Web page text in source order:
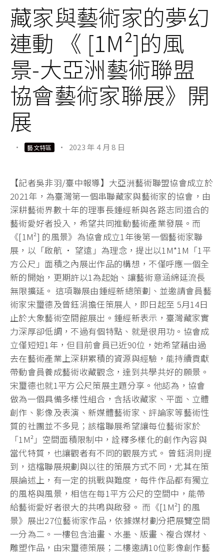
藏家與藝術家的夢幻
連動 《 [1M²]的風
景-大亞洲藝術聯盟
協會藝術家聯展》開
展
· 藝文特區 · 2023 年 4 月 8 日
【記者吳非羽/臺中報導】大亞洲藝術聯盟協會成立於
2021年，為臺灣第一個串聯藏家與藝術家的協會，由
深耕藝術界數十年的理事長鍾經新與各路志同道合的
藝術愛好者投入，希望共同推動藝術產業發展。而
《[1M²] 的風景》為協會成立1年後第一個藝術家聯
展，以「啟航 • 望遠」為理念，提出以1M*1M「1平
方公尺」面積之內展出作品的構想，不僅呼應一個全
新的開始，更期許以1為起始、讓藝術意涵綿延流長
無限擴延。 這項聯展由鍾經新總策劃、並邀請會員藝
術家宋璽德及曾鈺涓擔任策展人，即日起至 5月14日
止於大象藝術空間館展出。鍾經新表示，臺灣藏家實
力深厚卻低調，不過有個特點、就是很用功。協會成
立僅短短1年，但目前會員已近90位，她希望藉由過
去在藝術產業上深耕累積的資源與經驗，能持續貢獻
帶動會員養成藝術收藏觀念，達到共學共好的願景。
宋璽德也就1平方公尺策展主題分享。他認為，協會
做為一個具備多樣性組合，含括收藏家、平面、立體
創作、影像及表演、新媒體藝術家、評論家等藝術性
質的社團並不多見；該檔聯展希望讓每位藝術家於
「1M²」空間面積限制中，詮釋多樣化的創作內容與
當代特質，也讓觀者有不同的觀展方式。 曾鈺涓則提
到，這檔聯展規劃與以往的策展方式不同，尤其在策
展論述上，有一定的挑戰與難度，每件作品都有獨立
的風格與風景，相信在每1平方公尺的空間中，能帶
給藝術愛好者很大的共鳴與啟發。 而《[1M²] 的風
景》展出27位藝術家作品，依據媒材劃分把展覽空間
一分為二。一樓包含油畫、水墨、版畫、複合媒材、
雕塑作品，由宋璽德策展；二樓邀請10位影像創作藝